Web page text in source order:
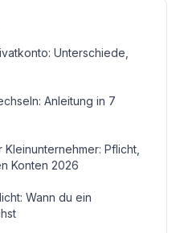
Unterschiede,
Anleitung in 7
Pflicht,
Konten 2026
Wann du ein